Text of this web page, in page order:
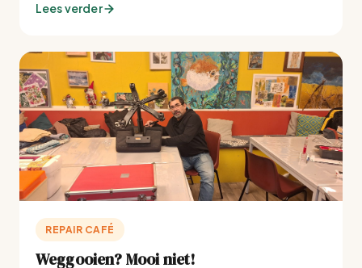
Lees verder
REPAIR CAFÉ
Weggooien? Mooi niet!